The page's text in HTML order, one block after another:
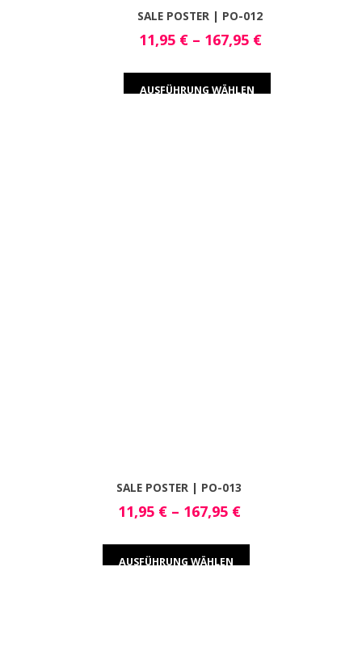
SALE POSTER | PO-012
11,95 €– 167,95 €
AUSFÜHRUNG WÄHLEN
SALE POSTER | PO-013
11,95 €– 167,95 €
AUSFÜHRUNG WÄHLEN